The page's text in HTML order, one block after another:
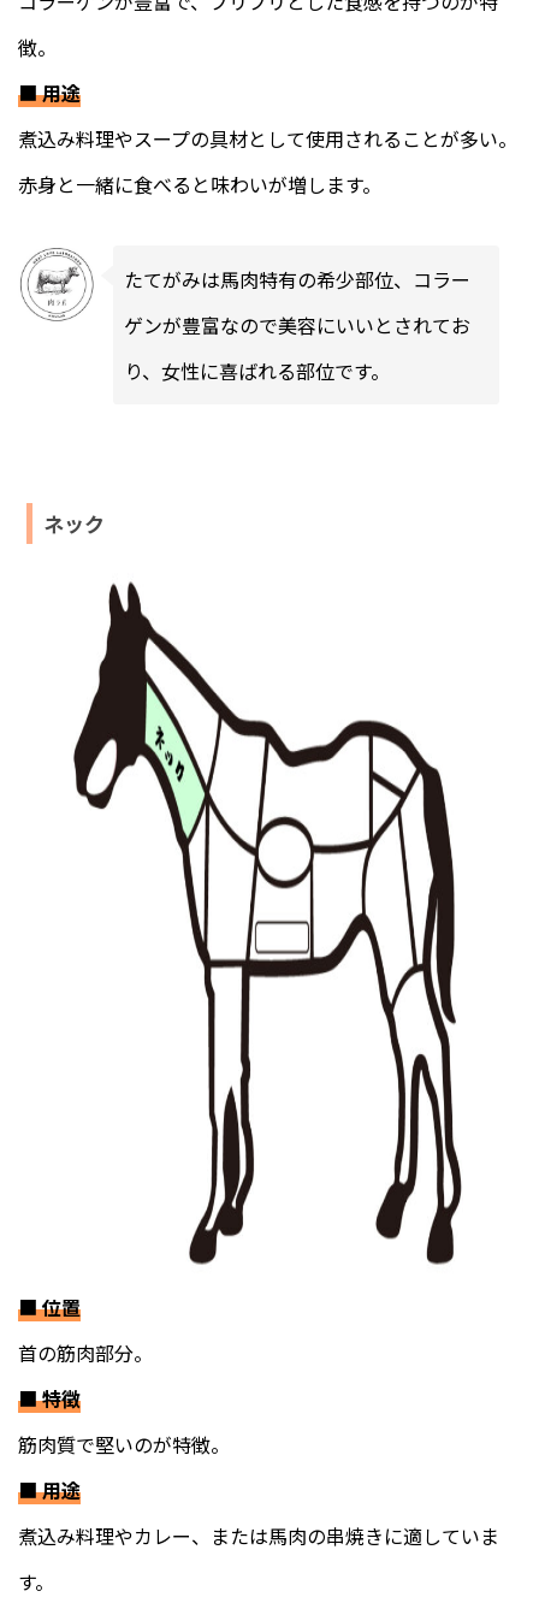
徴。
■用途
煮込み料理やスープの具材として使用されることが多い。
赤身と一緒に食べると味わいが増します。
たてがみは馬肉特有の希少部位、コラー
ゲンが豊富なので美容にいいとされてお
り、女性に喜ばれる部位です。
ネック
■位置
首の筋肉部分。
■特徴
筋肉質で堅いのが特徴。
■用途
煮込み料理やカレー、または馬肉の串焼きに適していま
す。